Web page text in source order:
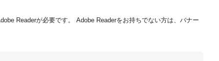
Readerが必要です。
Adobe Readerをお持ちでない方は、バナー